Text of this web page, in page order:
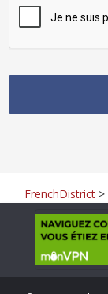
FrenchDistrict >